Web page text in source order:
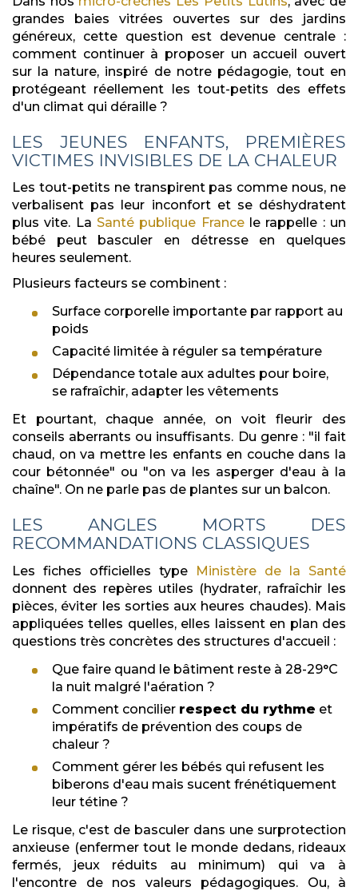
grandes baies vitrées ouvertes sur des jardins
généreux, cette question est devenue centrale :
comment continuer à proposer un accueil ouvert
sur la nature, inspiré de notre pédagogie, tout en
protégeant réellement les tout-petits des effets
d'un climat qui déraille ?
LES JEUNES ENFANTS, PREMIÈRES
VICTIMES INVISIBLES DE LA CHALEUR
Les tout-petits ne transpirent pas comme nous, ne
verbalisent pas leur inconfort et se déshydratent
plus vite. La Santé publique Francele rappelle : un
bébé peut basculer en détresse en quelques
heures seulement.
Plusieurs facteurs se combinent :
Surface corporelle importante par rapport au
poids
Capacité limitée à réguler sa température
Dépendance totale aux adultes pour boire,
se rafraîchir, adapter les vêtements
Et pourtant, chaque année, on voit fleurir des
conseils aberrants ou insuffisants. Du genre : "il fait
chaud, on va mettre les enfants en couche dans la
cour bétonnée" ou "on va les asperger d'eau à la
chaîne". On ne parle pas de plantes sur un balcon.
LES ANGLES MORTS DES
RECOMMANDATIONS CLASSIQUES
Les fiches officielles type
Ministère de la Santé
donnent des repères utiles (hydrater, rafraîchir les
pièces, éviter les sorties aux heures chaudes). Mais
appliquées telles quelles, elles laissent en plan des
questions très concrètes des structures d'accueil :
Que faire quand le bâtiment reste à 28-29°C
la nuit malgré l'aération ?
Comment concilier respect du rythme et
impératifs de prévention des coups de
chaleur ?
Comment gérer les bébés qui refusent les
biberons d'eau mais sucent frénétiquement
leur tétine ?
Le risque, c'est de basculer dans une surprotection
anxieuse (enfermer tout le monde dedans, rideaux
fermés, jeux réduits au minimum) qui va à
l'encontre de nos valeurs pédagogiques. Ou, à